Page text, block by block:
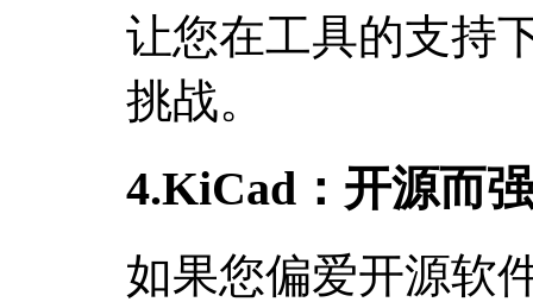
让您在工具的支持
挑战。
4.KiCad：开源而
如果您偏爱开源软